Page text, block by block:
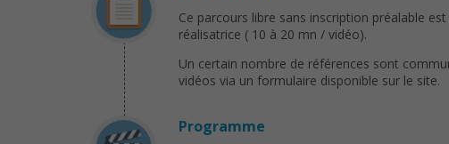
Ce parcours libre sans inscription préalable
réalisatrice ( 10 à 20 mn / vidéo).
Un certain nombre de références sont
vidéos via un formulaire disponible sur le site.
Programme